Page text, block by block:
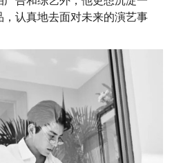
认真地去面对未来的演艺事